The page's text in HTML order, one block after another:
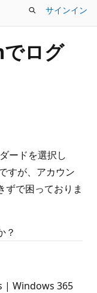
サインイン
ログ
ードを選択し
すが、アカウン
ずで困っておりま
？
| Windows 365